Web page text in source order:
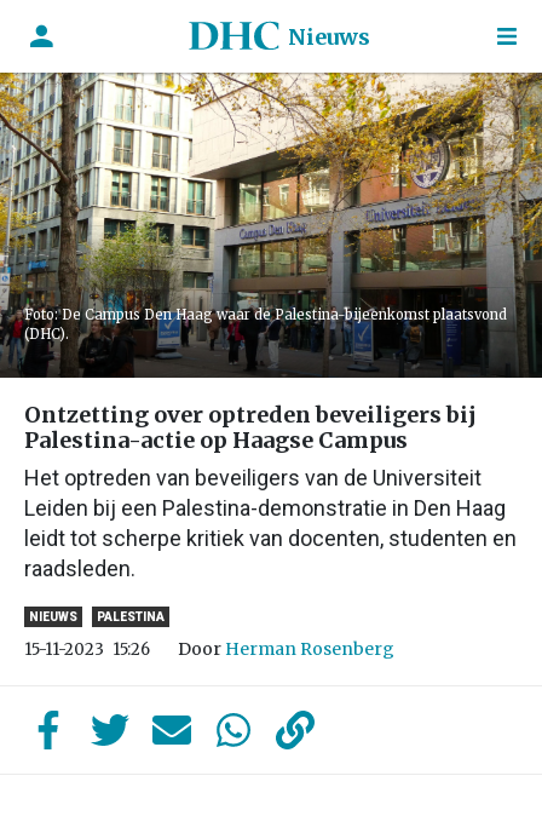
Nieuws
Foto: De Campus Den Haag waar de Palestina-bijeenkomst plaatsvond
(DHC).
Ontzetting over optreden beveiligers bij
Palestina-actie op Haagse Campus
Het optreden van beveiligers van de Universiteit
Leiden bij een Palestina-demonstratie in Den Haag
leidt tot scherpe kritiek van docenten, studenten en
raadsleden.
NIEUWS PALESTINA
15-11-2023 15:26 Door Herman Rosenberg